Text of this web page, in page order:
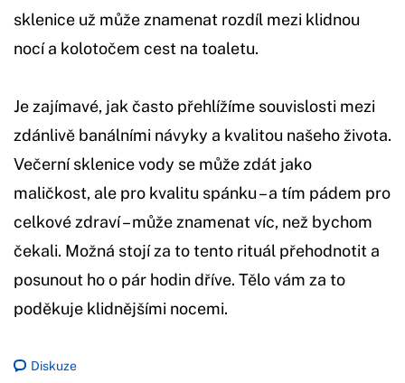
sklenice už může znamenat rozdíl mezi klidnou
nocí a kolotočem cest na toaletu.
Je zajímavé, jak často přehlížíme souvislosti mezi
zdánlivě banálními návyky a kvalitou našeho života.
Večerní sklenice vody se může zdát jako
maličkost, ale pro kvalitu spánku – a tím pádem pro
celkové zdraví – může znamenat víc, než bychom
čekali. Možná stojí za to tento rituál přehodnotit a
posunout ho o pár hodin dříve. Tělo vám za to
poděkuje klidnějšími nocemi.
Diskuze